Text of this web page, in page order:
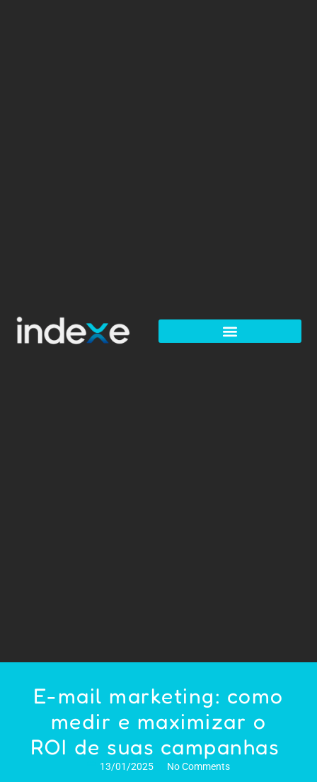
E-mail marketing: como
medir e maximizar o
ROI de suas campanhas
13/01/2025 No Comments